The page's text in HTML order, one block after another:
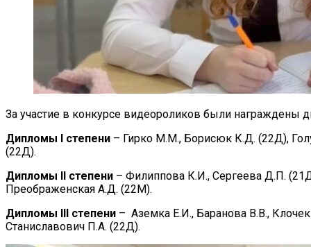
За участие в конкурсе видеороликов были
Дипломы I степени – Гирко М.М., Борисюк К.Д. (22Д),
(22Д).
Дипломы II степени – Филиппова К.И., Сергеева Д.П.
Преображенская А.Д. (22М).
Дипломы III степени – Аземка Е.И., Баранова В.В.,
Станиславович П.А. (22Д).